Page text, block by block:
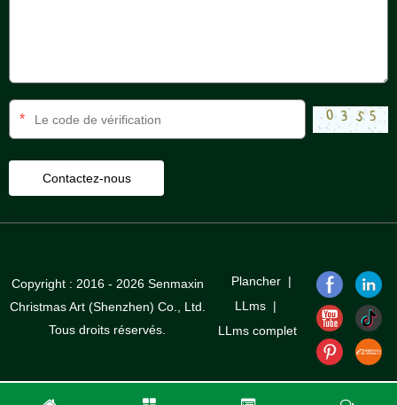
*
Copyright : 2016 - 2026 Senmaxin
Christmas Art (Shenzhen) Co., Ltd.
Tous droits réservés.
Plancher|
LLms |
LLms complet